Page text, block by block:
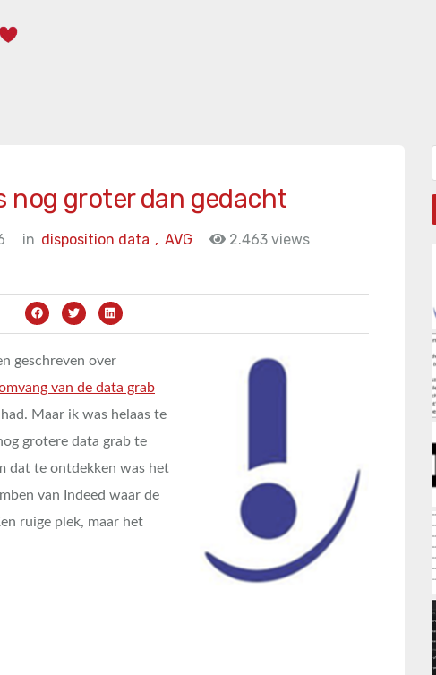
nog groter dan gedacht
in AVG
disposition data ,
2.463 views
geschreven over
van de data grab
Maar ik was helaas te
grotere data grab te
dat te ontdekken was het
van Indeed waar de
ruige plek, maar het